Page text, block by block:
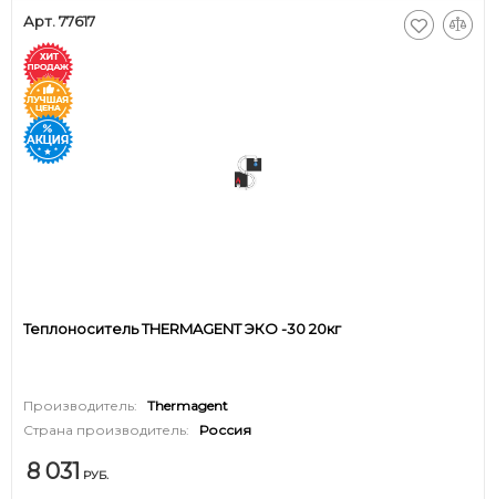
Арт. 77617
Теплоноситель THERMAGENT ЭКО -30 20кг
Производитель:
Thermagent
Страна производитель:
Россия
8 031 РУБ.